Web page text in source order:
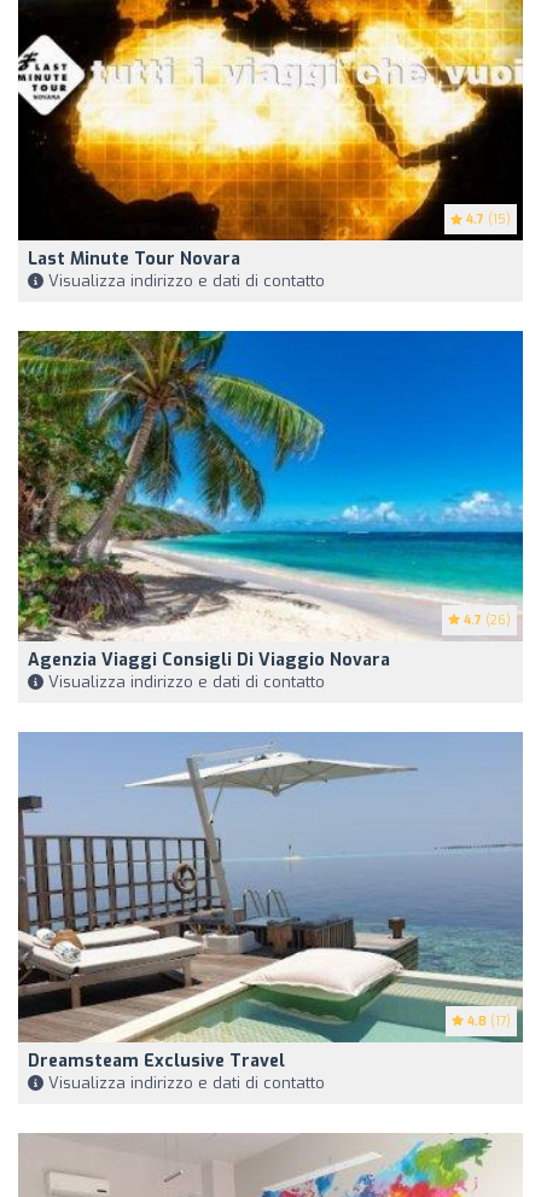
4.7 (15)
Last Minute Tour Novara
Visualizza indirizzo e dati di contatto
4.7 (26)
Agenzia Viaggi Consigli Di Viaggio Novara
Visualizza indirizzo e dati di contatto
4.8 (17)
Dreamsteam Exclusive Travel
Visualizza indirizzo e dati di contatto